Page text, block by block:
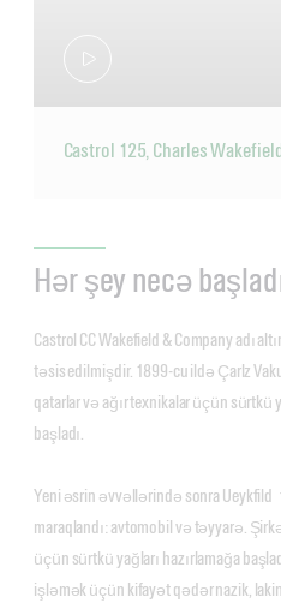
Castrol 125, Charles
Hər şey necə
Castrol CC Wakefield & Company adı
təsis edilmişdir. 1899-cu ildə Çarlz
qatarlar və ağır texnikalar üçün sürtkü
başladı.
Yeni əsrin əvvəllərində sonra Ueykfild
maraqlandı: avtomobil və təyyarə.
üçün sürtkü yağları hazırlamağa
işləmək üçün kifayət qədər nazik,